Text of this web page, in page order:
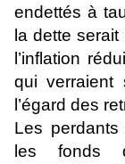
endettés à
la dette
l’inflation
qui verraient
l’égard des
Les
les fonds